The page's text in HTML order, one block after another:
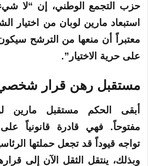
حزب التجمع الوطني، إن “لا
استبعاد مارين لوبان من اختيار
معتبراً أن منعها من الترشح سيكون
على حرية الاختيار”.
مستقبل رهن قرار
أبقى الحكم مستقبل مارين
مفتوحاً. فهي قادرة قانونياً على
تواجه قيوداً قد تجعل حملتها
وبذلك، ينتقل الثقل الآن إلى